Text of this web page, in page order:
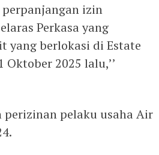
izin
Perkasa yang
yang berlokasi di Estate
2025 lalu,’’
pelaku usaha Air